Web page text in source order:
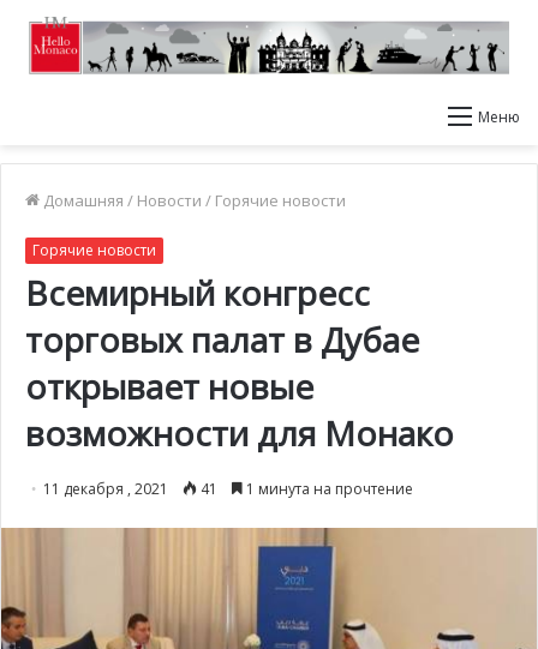
Меню
Домашняя / Новости / Горячие новости
Горячие новости
Всемирный конгресс
торговых палат в Дубае
открывает новые
возможности для Монако
11 декабря , 2021 41 1 минута на прочтение